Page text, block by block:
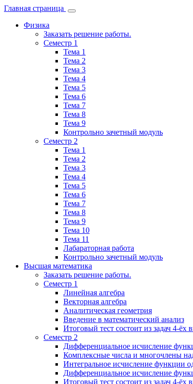
Главная страница
Физика
Заказать решение работы.
Семестр 1
Тема 1
Тема 2
Тема 3
Тема 4
Тема 5
Тема 6
Тема 7
Тема 8
Тема 9
Контрольно зачетный модуль
Семестр 2
Тема 1
Тема 2
Тема 3
Тема 4
Тема 5
Тема 6
Тема 7
Тема 8
Тема 9
Тема 10
Тема 11
Лабараторная работа
Контрольно зачетный модуль
Высшая математика
Заказать решение работы.
Семестр 1
Линейная алгебра
Векторная алгебра
Аналитическая геометрия
Введение в математический анализ
Итоговый тест состоит из задач 4-
Семестр 2
Дифференциальное исчисление
Комплексные числа и многочлены
Интегральное исчисление функции
Дифференциальное исчисление
Итоговый тест состоит из задач 4-